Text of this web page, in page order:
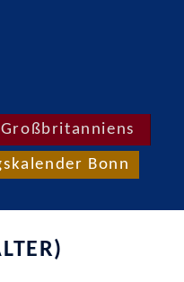
Bonn